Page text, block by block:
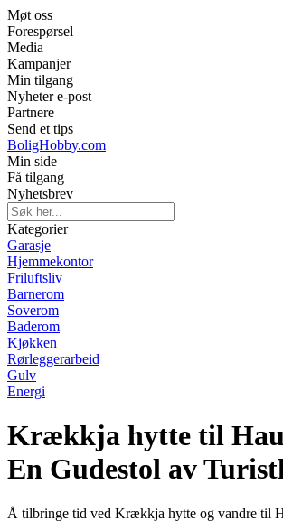
Møt oss
Forespørsel
Media
Kampanjer
Min tilgang
Nyheter e-post
Partnere
Send et tips
BoligHobby.com
Min side
Få tilgang
Nyhetsbrev
Kategorier
Garasje
Hjemmekontor
Friluftsliv
Barnerom
Soverom
Baderom
Kjøkken
Rørleggerarbeid
Gulv
Energi
Krækkja hytte til
En Gudestol av
Å tilbringe tid ved Krækkja hytte og vandre til